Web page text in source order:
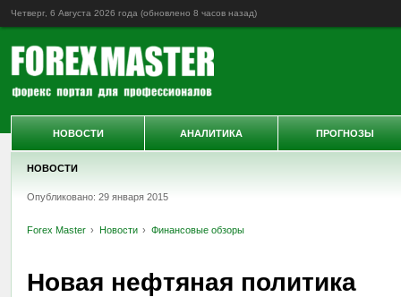
Четверг, 6 Августа 2026 года (обновлено 8 часов назад)
НОВОСТИ
Опубликовано: 29 января 2015
Forex Master Новости Финансовые обзоры
Новая нефтяная политика
НОВОСТИ АНАЛИТИКА ПРОГНОЗЫ